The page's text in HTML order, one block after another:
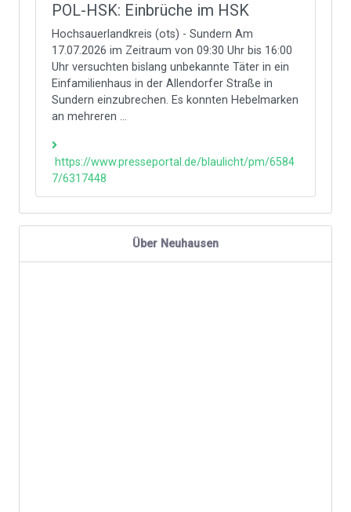
POL-HSK: Einbrüche im HSK
Hochsauerlandkreis (ots) - Sundern Am
17.07.2026 im Zeitraum von 09:30 Uhr bis 16:00
Uhr versuchten bislang unbekannte Täter in ein
Einfamilienhaus in der Allendorfer Straße in
Sundern einzubrechen. Es konnten Hebelmarken
an mehreren ...
https://www.presseportal.de/blaulicht/pm/6584
7/6317448
Über Neuhausen